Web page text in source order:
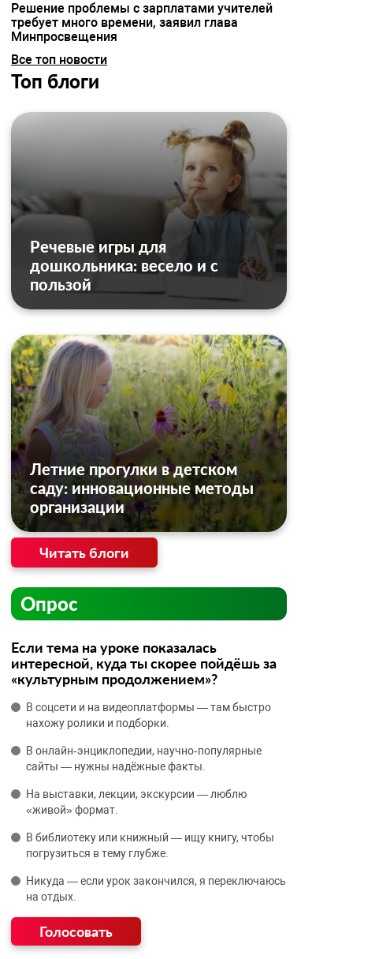
Решение проблемы с зарплатами учителей
требует много времени, заявил глава
Минпросвещения
Все топ новости
Топ блоги
Речевые игры для
дошкольника: весело и с
пользой
Летние прогулки в детском
саду: инновационные методы
организации
Читать блоги
Опрос
Если тема на уроке показалась
интересной, куда ты скорее пойдёшь за
«культурным продолжением»?
В соцсети и на видеоплатформы — там быстро
нахожу ролики и подборки.
В онлайн‑энциклопедии, научно‑популярные
сайты — нужны надёжные факты.
На выставки, лекции, экскурсии — люблю
«живой» формат.
В библиотеку или книжный — ищу книгу, чтобы
погрузиться в тему глубже.
Никуда — если урок закончился, я переключаюсь
на отдых.